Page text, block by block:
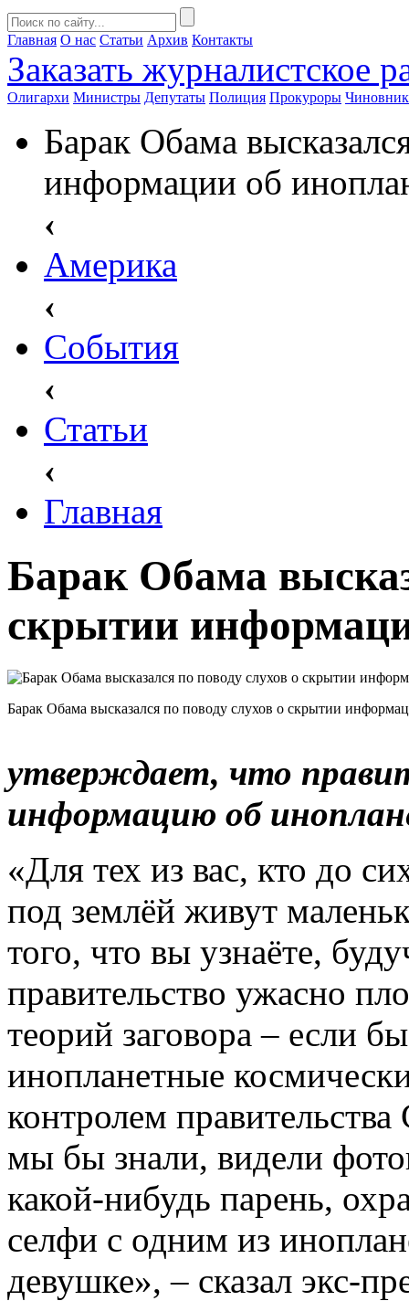
Главная О нас Статьи Архив Контакты
Заказать журналистское
Олигархи Министры Депутаты Полиция Прокуроры
Барак Обама
информации об
‹
Америка
‹
События
‹
Статьи
‹
Главная
Барак Обама
скрытии
Барак Обама высказался по поводу слухов о скрытии
утверждает, что
информацию об
«Для тех из вас, кто до
под землёй живут
того, что вы узнаёте,
правительство ужасно
теорий заговора – если
инопланетные
контролем
мы бы знали, видели
какой-нибудь парень,
селфи с одним из
девушке», – сказал экс-